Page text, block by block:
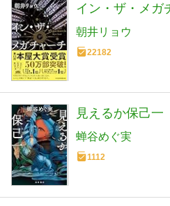
イン・ザ・メガ
朝井リョウ
22182
見えるか保己一
蝉谷めぐ実
1112